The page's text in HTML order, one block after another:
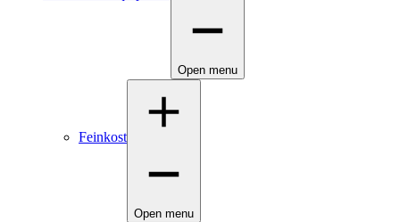
Open menu
Feinkost
Open menu